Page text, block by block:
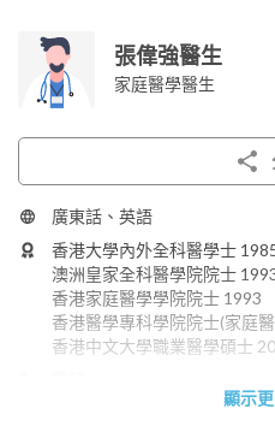
張偉強醫生
家庭醫學醫生
廣東話、英語
香港大學內外全科醫學士
澳洲皇家全科醫學院院士
香港家庭醫學學院院士 1993
香港醫學專科學院院士(家庭
香港中文大學職業醫學碩士
顯示